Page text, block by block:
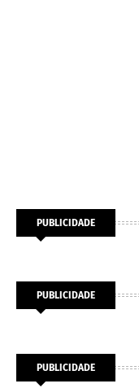
PUBLICIDADE
PUBLICIDADE
PUBLICIDADE